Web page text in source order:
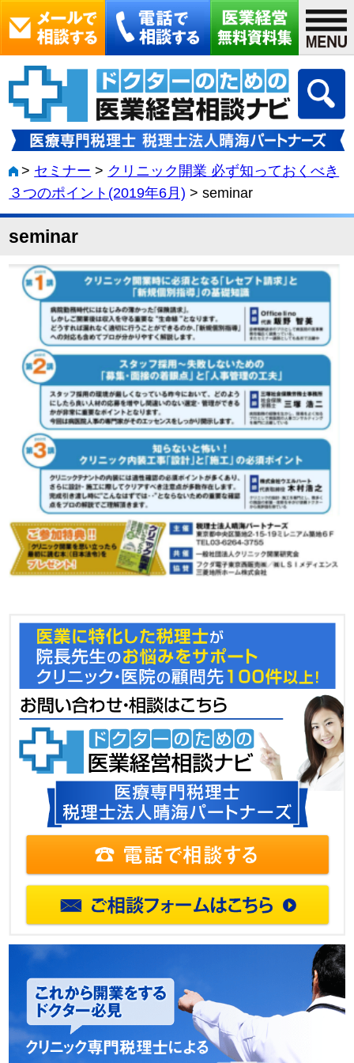
> セミナー > クリニック開業 必ず知っておくべき
３つのポイント(2019年6月) >seminar
seminar